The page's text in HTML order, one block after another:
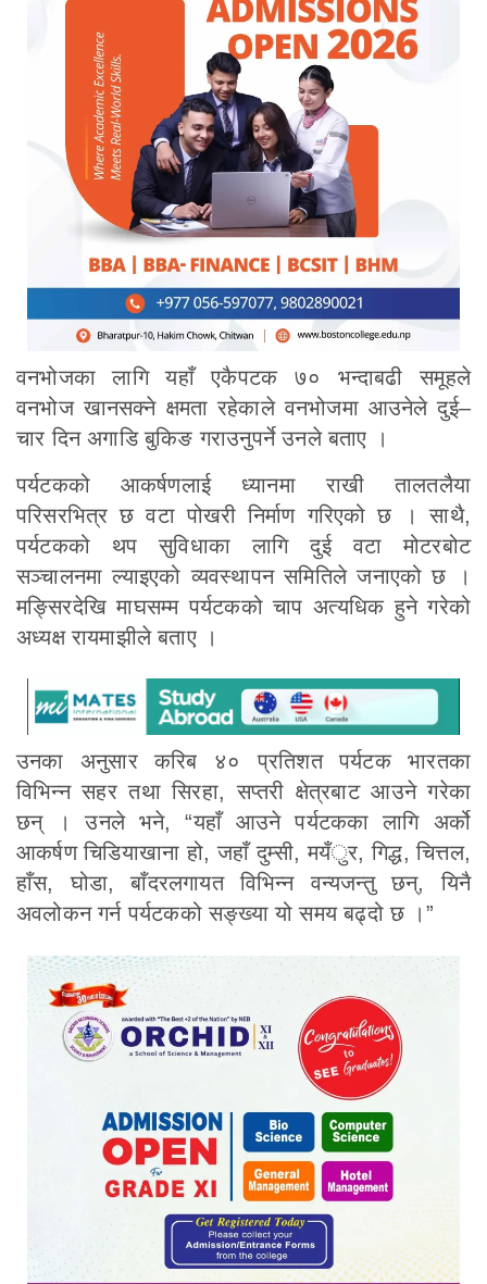
वनभोजका लागि यहाँ एकैपटक ७० भन्दाबढी समूहले
वनभोज खानसक्ने क्षमता रहेकाले वनभोजमा आउनेले दुई–
चार दिन अगाडि बुकिङ गराउनुपर्ने उनले बताए ।
पर्यटकको आकर्षणलाई ध्यानमा राखी तालतलैया
परिसरभित्र छ वटा पोखरी निर्माण गरिएको छ । साथै,
पर्यटकको थप सुविधाका लागि दुई वटा मोटरबोट
सञ्चालनमा ल्याइएको व्यवस्थापन समितिले जनाएको छ ।
मङ्सिरदेखि माघसम्म पर्यटकको चाप अत्यधिक हुने गरेको
अध्यक्ष रायमाझीले बताए ।
उनका अनुसार करिब ४० प्रतिशत पर्यटक भारतका
विभिन्न सहर तथा सिरहा, सप्तरी क्षेत्रबाट आउने गरेका
छन् । उनले भने, “यहाँ आउने पर्यटकका लागि अर्को
आकर्षण चिडियाखाना हो, जहाँ दुम्सी, मयँुर, गिद्ध, चित्तल,
हाँस, घोडा, बाँदरलगायत विभिन्न वन्यजन्तु छन्, यिनै
अवलोकन गर्न पर्यटकको सङ्ख्या यो समय बढ्दो छ ।”